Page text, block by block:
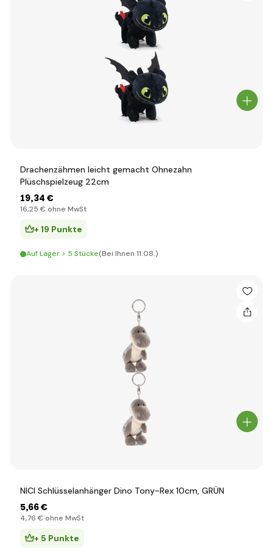
Drachenzähmen leicht gemacht Ohnezahn
Plüschspielzeug 22cm
19,34 €
16,25 € ohne MwSt
+ 19 Punkte
Auf Lager > 5 Stücke(Bei Ihnen 11.08.)
NICI Schlüsselanhänger Dino Tony-Rex 10cm, GRÜN
5,66 €
4,76 € ohne MwSt
+ 5 Punkte